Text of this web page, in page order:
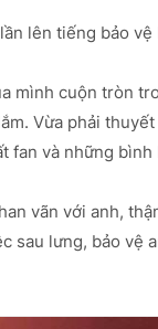
lên tiếng bảo vệ
mình cuộn tròn
Vừa phải
fan và những bình
vãn với anh,
sau lưng, bảo vệ